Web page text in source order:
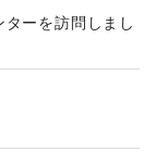
ーを訪問しまし